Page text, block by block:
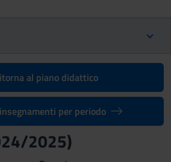
al piano didattico
per periodo
2025)